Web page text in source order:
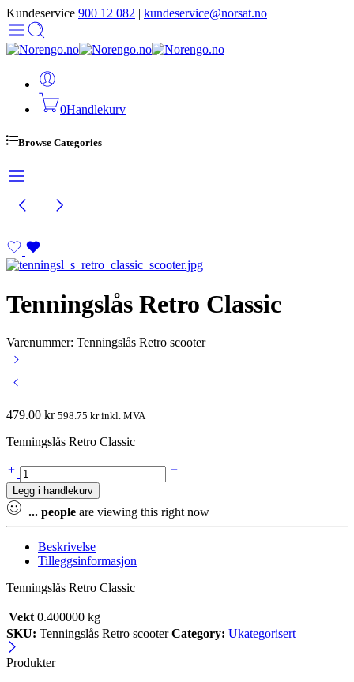
Kundeservice 900 12 082 | kundeservice@norsat.no
0Handlekurv
Browse Categories
Tenningslås Retro Classic
Varenummer: Tenningslås Retro scooter
479.00 kr 598.75 krinkl. MVA
Tenningslås Retro Classic
Tenningslås
Retro
Classic
quantity
Legg i handlekurv
... people are viewing this right now
Beskrivelse
Tilleggsinformasjon
Tenningslås Retro Classic
Vekt 0.400000 kg
SKU: Tenningslås Retro scooter Category: Ukategorisert
Produkter